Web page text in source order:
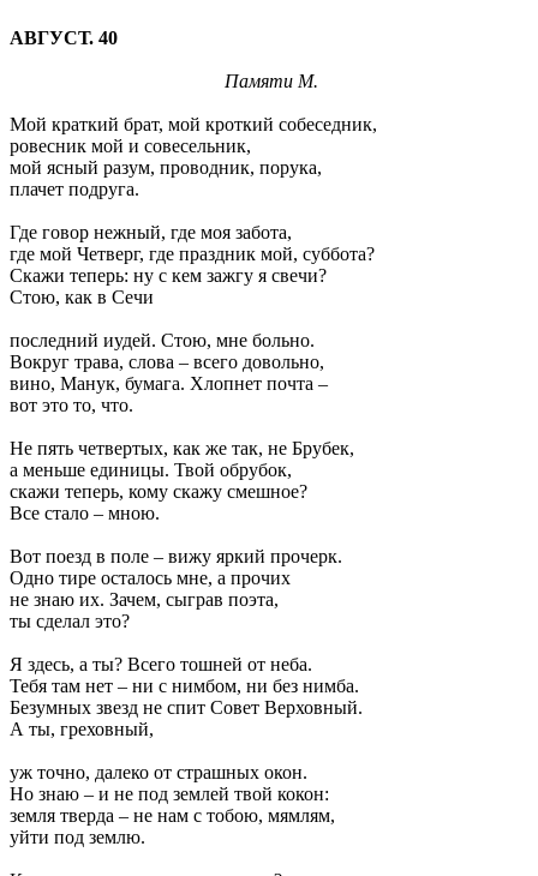
АВГУСТ. 40
Памяти М.
Мой краткий брат, мой кроткий собеседник,
ровесник мой и совесельник,
мой ясный разум, проводник, порука,
плачет подруга.
Где говор нежный, где моя забота,
где мой Четверг, где праздник мой, суббота?
Скажи теперь: ну с кем зажгу я свечи?
Стою, как в Сечи
последний иудей. Стою, мне больно.
Вокруг трава, слова – всего довольно,
вино, Манук, бумага. Хлопнет почта –
вот это то, что.
Не пять четвертых, как же так, не Брубек,
а меньше единицы. Твой обрубок,
скажи теперь, кому скажу смешное?
Все стало – мною.
Вот поезд в поле – вижу яркий прочерк.
Одно тире осталось мне, а прочих
не знаю их. Зачем, сыграв поэта,
ты сделал это?
Я здесь, а ты? Всего тошней от неба.
Тебя там нет – ни с нимбом, ни без нимба.
Безумных звезд не спит Совет Верховный.
А ты, греховный,
уж точно, далеко от страшных окон.
Но знаю – и не под землей твой кокон:
земля тверда – не нам с тобою, мямлям,
уйти под землю.